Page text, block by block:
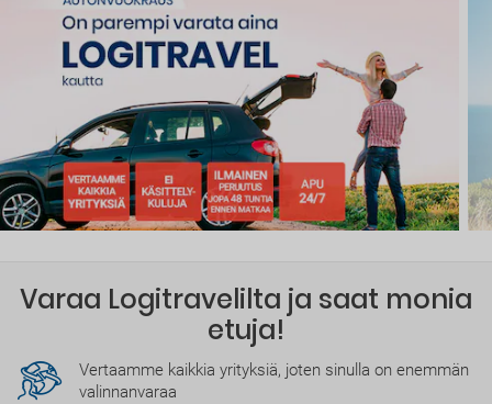
Varaa Logitravelilta ja saat monia
etuja!
Vertaamme kaikkia yrityksiä, joten sinulla on enemmän
valinnanvaraa